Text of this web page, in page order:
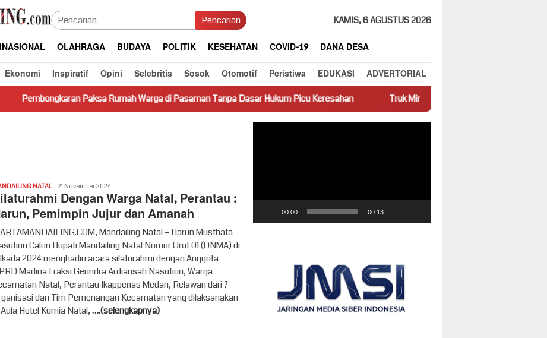
Pencarian KAMIS, 6 AGUSTUS 2026
OLAHRAGA BUDAYA POLITIK KESEHATAN COVID-19
DANA DESA
Ekonomi Inspiratif Opini Selebritis Sosok Otomotif Peristiwa EDUKASI ADVERTORIAL
Paksa Rumah Warga di Pasaman Tanpa Dasar Hukum Picu Keresahan Truk Miring Hambat Arus Lalu Lintas di Jalan
NATALsyahren
21 November 2024
Dengan Warga Natal, Perantau :
Pemimpin Jujur dan Amanah
Mandailing Natal – Harun Musthafa
Calon Bupati Mandailing Natal Nomor Urut 01 (ONMA) di
2024 menghadiri acara silaturahmi dengan Anggota
Madina Fraksi Gerindra Ardiansah Nasution, Warga
Natal, Perantau Ikappenas Medan, Relawan dari 7
dan Tim Pemenangan Kecamatan yang dilaksanakan
Hotel Kurnia Natal,….(selengkapnya)
00:00 00:13